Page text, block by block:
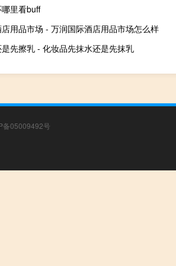
里看buff
用品市场 - 万润国际酒店用品市场怎么样
先擦乳 - 化妆品先抹水还是先抹乳
备05009492号